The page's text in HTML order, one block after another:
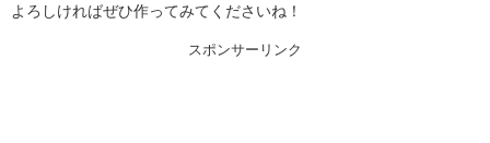
よろしければぜひ作ってみてくださいね！
スポンサーリンク